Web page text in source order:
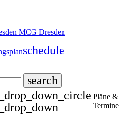
MCG Dresden
schedule
search
Pläne &
Termine